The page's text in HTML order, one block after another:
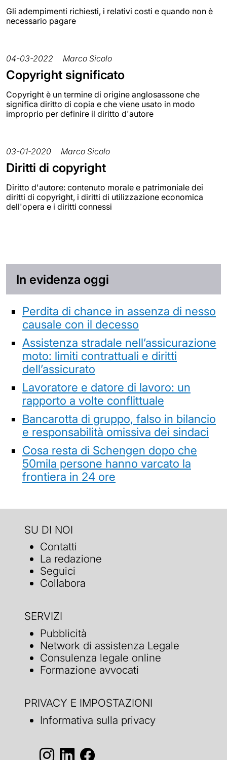
Gli adempimenti richiesti, i relativi costi e quando non è
necessario pagare
04-03-2022 Marco Sicolo
Copyright significato
Copyright è un termine di origine anglosassone che
significa diritto di copia e che viene usato in modo
improprio per definire il diritto d'autore
03-01-2020 Marco Sicolo
Diritti di copyright
Diritto d'autore: contenuto morale e patrimoniale dei
diritti di copyright, i diritti di utilizzazione economica
dell'opera e i diritti connessi
In evidenza oggi
Perdita di chance in assenza di nesso
causale con il decesso
Assistenza stradale nell’assicurazione
moto: limiti contrattuali e diritti
dell’assicurato
Lavoratore e datore di lavoro: un
rapporto a volte conflittuale
Bancarotta di gruppo, falso in bilancio
e responsabilità omissiva dei sindaci
Cosa resta di Schengen dopo che
50mila persone hanno varcato la
frontiera in 24 ore
SU DI NOI
Contatti
La redazione
Seguici
Collabora
SERVIZI
Pubblicità
Network di assistenza Legale
Consulenza legale online
Formazione avvocati
PRIVACY E IMPOSTAZIONI
Informativa sulla privacy